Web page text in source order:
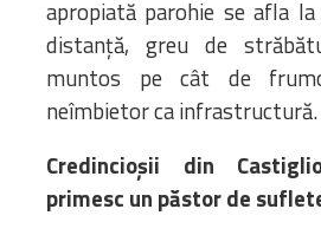
apropiată parohie se afla
distanţă, greu de
muntos pe cât de
neîmbietor ca infrastructură.
Credincioșii din
primesc un păstor de